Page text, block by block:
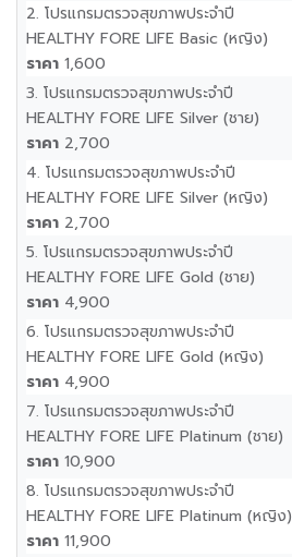
2. โปรแกรมตรวจสุขภาพประจำปี
HEALTHY FORE LIFE Basic (หญิง)
ราคา 1,600
3. โปรแกรมตรวจสุขภาพประจำปี
HEALTHY FORE LIFE Silver (ชาย)
ราคา 2,700
4. โปรแกรมตรวจสุขภาพประจำปี
HEALTHY FORE LIFE Silver (หญิง)
ราคา 2,700
5. โปรแกรมตรวจสุขภาพประจำปี
HEALTHY FORE LIFE Gold (ชาย)
ราคา 4,900
6. โปรแกรมตรวจสุขภาพประจำปี
HEALTHY FORE LIFE Gold (หญิง)
ราคา 4,900
7. โปรแกรมตรวจสุขภาพประจำปี
HEALTHY FORE LIFE Platinum (ชาย)
ราคา 10,900
8. โปรแกรมตรวจสุขภาพประจำปี
HEALTHY FORE LIFE Platinum (หญิง)
ราคา 11,900